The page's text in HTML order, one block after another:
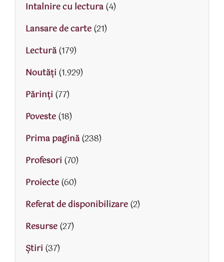
Intalnire cu lectura(4)
Lansare de carte(21)
Lectură(179)
Noutăți (1.929)
Părinţi (77)
Poveste(18)
Prima pagină(238)
Profesori (70)
Proiecte(60)
Referat de disponibilizare(2)
Resurse(27)
Știri (37)